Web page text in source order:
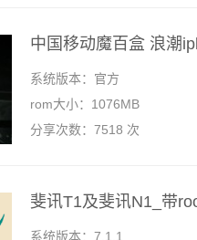
中国移动魔百盒 浪潮
系统版本：官方
rom大小：1076MB
分享次数：7518 次
斐讯T1及斐讯N1_带
系统版本：7.1.1